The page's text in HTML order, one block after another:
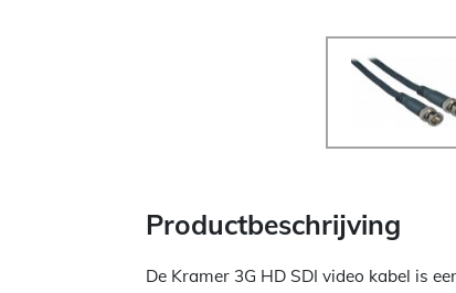
Productbeschrijving
De Kramer 3G HD SDI video kabel is